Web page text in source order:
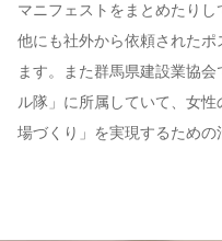
マニフェストをまとめたりし
他にも社外から依頼された
ます。また群馬県建設業協
ル隊」に所属していて、女
場づくり」を実現するための